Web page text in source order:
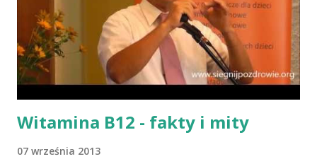
Witamina B12 - fakty i mity
07 września 2013